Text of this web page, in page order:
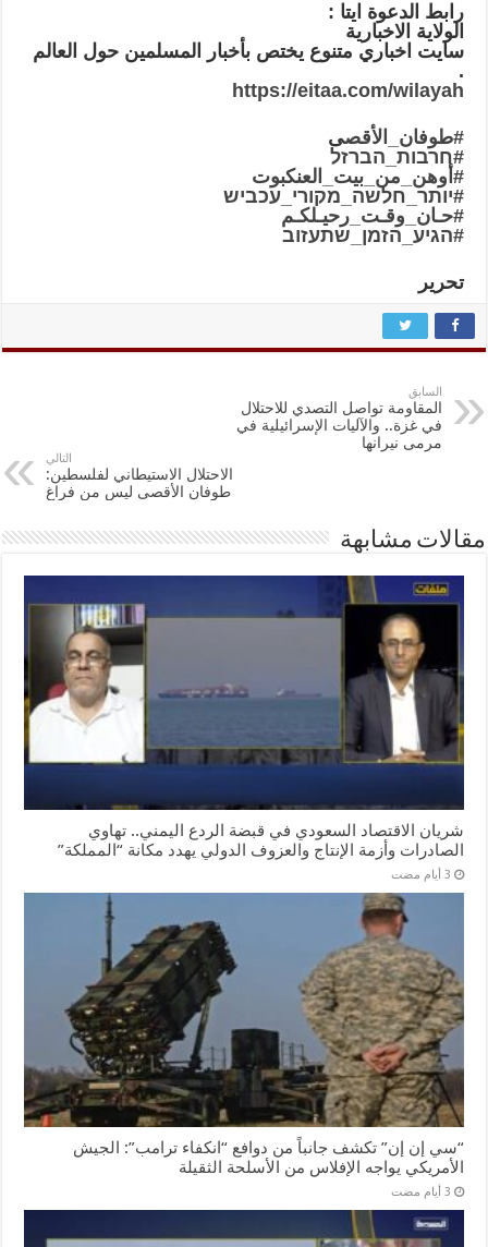
رابط الدعوة ايتا :
الولاية الاخبارية
سايت اخباري متنوع يختص بأخبار المسلمين حول العالم
.
https://eitaa.com/wilayah
#طوفان_الأقصى
#חרבות_הברזל
#أوهن_من_بيت_العنكبوت
#יותר_חלשה_מקורי_עכביש
#حـان_وقـت_رحيـلكـم
#הגיע_הזמן_שתעזוב
تحرير
السابق
المقاومة تواصل التصدي للاحتلال
في غزة.. والآليات الإسرائيلية في
مرمى نيرانها
التالي
الاحتلال الاستيطاني لفلسطين:
طوفان الأقصى ليس من فراغ
مقالات مشابهة
شريان الاقتصاد السعودي في قبضة الردع اليمني.. تهاوي
الصادرات وأزمة الإنتاج والعزوف الدولي يهدد مكانة “المملكة”
“سي إن إن” تكشف جانباً من دوافع “انكفاء ترامب”: الجيش
الأمريكي يواجه الإفلاس من الأسلحة الثقيلة